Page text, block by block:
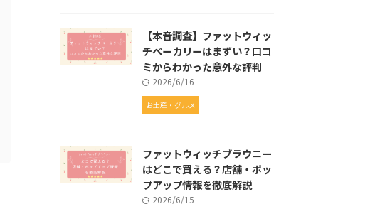
【本音調査】ファットウィッ
チベーカリーはまずい？口コ
ミからわかった意外な評判
2026/6/16
お土産・グルメ
ファットウィッチブラウニー
はどこで買える？店舗・ポッ
プアップ情報を徹底解説
2026/6/15